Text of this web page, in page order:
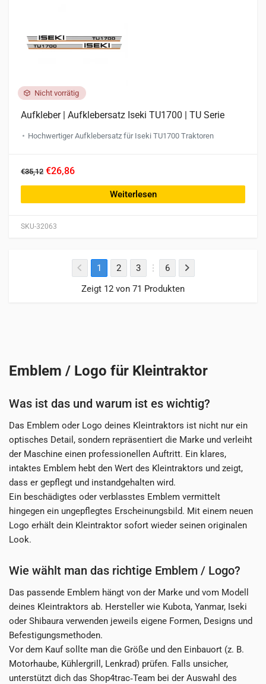
Nicht vorrätig
SKU-32063
Aufkleber | Aufklebersatz Iseki TU1700 | TU Serie
Hochwertiger Aufklebersatz für Iseki TU1700 Traktoren
€35,12 €26,86
Weiterlesen
1 2 3
6
Zeigt 12 von 71 Produkten
Emblem / Logo für Kleintraktor
Was ist das und warum ist es wichtig?
Das Emblem oder Logo deines Kleintraktors ist nicht nur ein
optisches Detail, sondern repräsentiert die Marke und verleiht
der Maschine einen professionellen Auftritt. Ein klares,
intaktes Emblem hebt den Wert des Kleintraktors und zeigt,
dass er gepflegt und instandgehalten wird.
Ein beschädigtes oder verblasstes Emblem vermittelt
hingegen ein ungepflegtes Erscheinungsbild. Mit einem neuen
Logo erhält dein Kleintraktor sofort wieder seinen originalen
Look.
Wie wählt man das richtige Emblem / Logo?
Das passende Emblem hängt von der Marke und vom Modell
deines Kleintraktors ab. Hersteller wie Kubota, Yanmar, Iseki
oder Shibaura verwenden jeweils eigene Formen, Designs und
Befestigungsmethoden.
Vor dem Kauf sollte man die Größe und den Einbauort (z. B.
Motorhaube, Kühlergrill, Lenkrad) prüfen. Falls unsicher,
unterstützt dich das Shop4trac‑Team bei der Auswahl des